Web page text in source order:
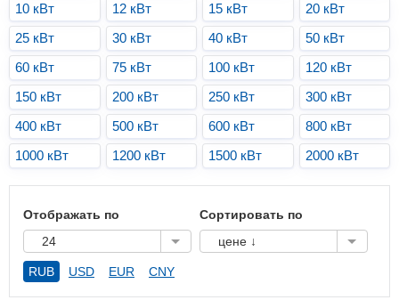
10 кВт
12 кВт 15 кВт
20 кВт
25 кВт
30 кВт 40 кВт
50 кВт
60 кВт
75 кВт 100 кВт
120 кВт
150 кВт
200 кВт 250 кВт
300 кВт
400 кВт
500 кВт 600 кВт
800 кВт
1000 кВт
1200 кВт 1500 кВт 2000 кВт
Отображать по
24
Сортировать по
цене ↓
RUB USD EUR CNY